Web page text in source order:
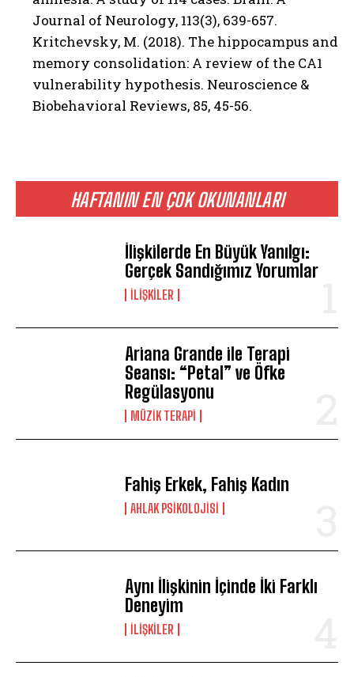
Gizlilik politikasınıokudum, onaylıyorum.
HAFTANIN EN ÇOK OKUNANLARI
İlişkilerde En Büyük Yanılgı:
Gerçek Sandığımız Yorumlar
İLIŞKILER
Ariana Grande ile Terapi
Seansı: “Petal” ve Öfke
Regülasyonu
MÜZIK TERAPI
Fahiş Erkek, Fahiş Kadın
AHLAK PSIKOLOJISI
Aynı İlişkinin İçinde İki Farklı
Deneyim
İLIŞKILER
Journal of Neurology, 113(3), 639-657. ​
Kritchevsky, M. (2018). The hippocampus and
memory consolidation: A review of the CA1
vulnerability hypothesis. Neuroscience &
Biobehavioral Reviews, 85, 45-56.